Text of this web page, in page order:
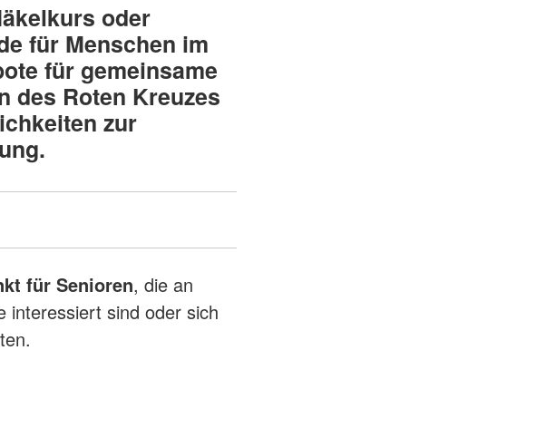
oder
für Menschen im
für gemeinsame
des Roten Kreuzes
zur
für Senioren, die an
interessiert sind oder sich